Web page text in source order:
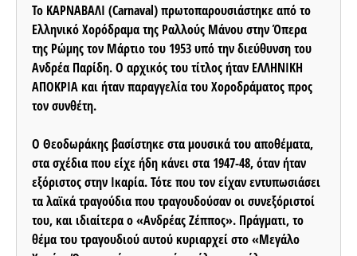
Το ΚΑΡΝΑΒΑΛΙ (Carnaval) πρωτοπαρουσιάστηκε από το
Ελληνικό Χορόδραμα της Ραλλούς Μάνου στην Όπερα
της Ρώμης τον Μάρτιο του 1953 υπό την διεύθυνση του
Ανδρέα Παρίδη. Ο αρχικός του τίτλος ήταν ΕΛΛΗΝΙΚΗ
ΑΠΟΚΡΙΑ και ήταν παραγγελία του Χοροδράματος προς
τον συνθέτη.
Ο Θεοδωράκης βασίστηκε στα μουσικά του αποθέματα,
στα σχέδια που είχε ήδη κάνει στα 1947-48, όταν ήταν
εξόριστος στην Ικαρία. Τότε που τον είχαν εντυπωσιάσει
τα λαϊκά τραγούδια που τραγουδούσαν οι συνεξόριστοί
του, και ιδιαίτερα ο «Ανδρέας Ζέππος». Πράγματι, το
θέμα του τραγουδιού αυτού κυριαρχεί στο «Μεγάλο